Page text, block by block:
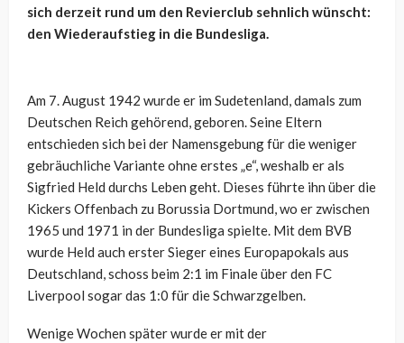
sich derzeit rund um den Revierclub sehnlich wünscht:
den Wiederaufstieg in die Bundesliga.
Am 7. August 1942 wurde er im Sudetenland, damals zum
Deutschen Reich gehörend, geboren. Seine Eltern
entschieden sich bei der Namensgebung für die weniger
gebräuchliche Variante ohne erstes „e“, weshalb er als
Sigfried Held durchs Leben geht. Dieses führte ihn über die
Kickers Offenbach zu Borussia Dortmund, wo er zwischen
1965 und 1971 in der Bundesliga spielte. Mit dem BVB
wurde Held auch erster Sieger eines Europapokals aus
Deutschland, schoss beim 2:1 im Finale über den FC
Liverpool sogar das 1:0 für die Schwarzgelben.
Wenige Wochen später wurde er mit der